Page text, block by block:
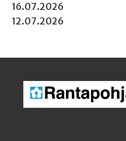
16.07.2026
12.07.2026